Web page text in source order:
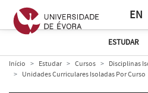
EN
ESTUDAR
Início Estudar Cursos
Disciplinas
Unidades Curriculares Isoladas Por Curso